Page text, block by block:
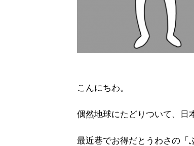
こんにちわ。
偶然地球にたどりついて、日
最近巷でお得だとうわさの「